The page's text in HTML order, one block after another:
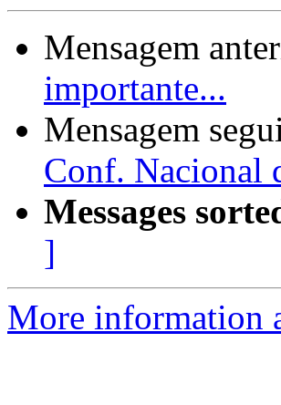
Mensagem
importante...
Mensagem
Conf. Nacional
Messages
]
More information